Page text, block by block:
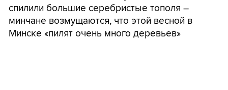
спилили большие серебристые тополя –
минчане возмущаются, что этой весной в
Минске «пилят очень много деревьев»